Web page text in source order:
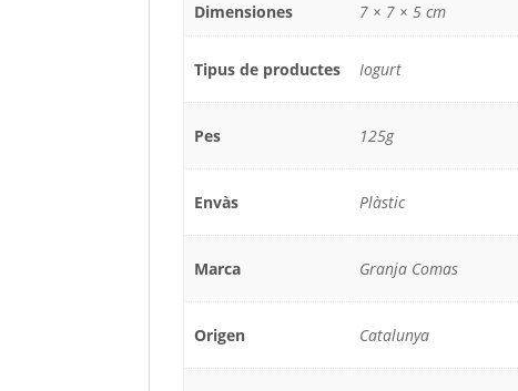
Dimensiones 7 × 7 × 5 cm
Tipus de productes Iogurt
Pes 125g
Envàs Plàstic
Marca Granja Comas
Origen Catalunya